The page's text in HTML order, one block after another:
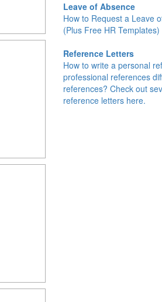
Leave of Absence
How to Request a Leave
(Plus Free HR Templates)
Reference Letters
How to write a personal
professional references
references? Check out
reference letters here.